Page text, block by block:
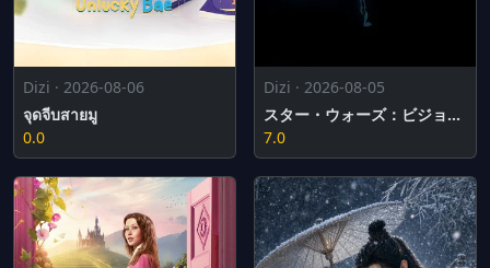
Dizi · 2026-08-06
จุดจีบสายมู
0.0
Dizi · 2026-08-05
スター・ウォーズ：ビジョンズ／九人目のジェダイ
7.0